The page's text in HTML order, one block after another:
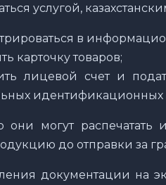
услугой,
в
карточку товаров;
лицевой счет и
идентификационных
они могут
до отправки за
документации на